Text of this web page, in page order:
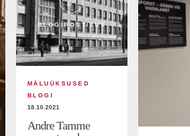
BLOGIPOSTITUS
MÄLUÜKSUSED
BLOGI
18.10.2021
Andre Tamme